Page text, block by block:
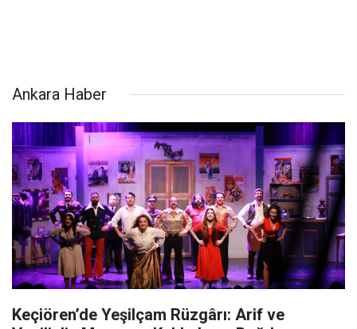
Ankara Haber
Keçiören’de Yeşilçam Rüzgârı: Arif ve